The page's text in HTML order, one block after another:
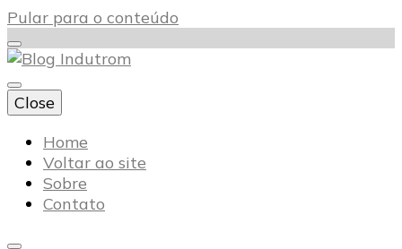
Pular para o conteúdo
Blog Indutrom
Close
Home
Voltar ao site
Sobre
Contato